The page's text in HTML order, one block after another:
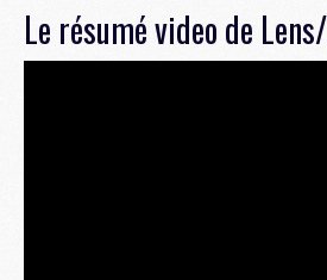
Le résumé video de